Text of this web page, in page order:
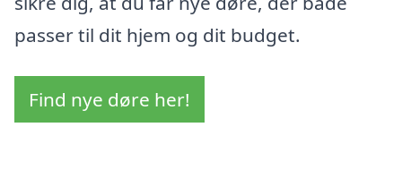
passer til dit hjem og dit budget.
Find nye døre her!